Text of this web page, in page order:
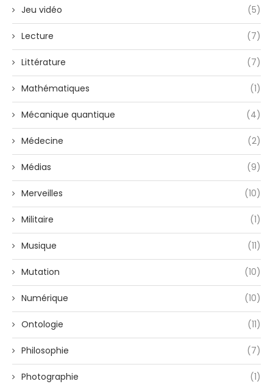
Jeu vidéo (5)
Lecture (7)
Littérature (7)
Mathématiques (1)
Mécanique quantique (4)
Médecine (2)
Médias (9)
Merveilles (10)
Militaire (1)
Musique (11)
Mutation (10)
Numérique (10)
Ontologie (11)
Philosophie (7)
Photographie (1)